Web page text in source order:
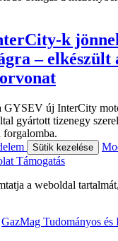
k
– elkészült
GYSEV új InterCity
gyártott tizenegy
forgalomba.
Sütik kezelése
Támogatás
a weboldal
GazMag Tudományos és